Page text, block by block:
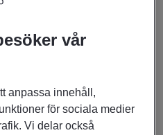
INTRESSERAD AV
rekryteringstakt inför
vår
anpassa innehåll,
för sociala medier
Vi delar också